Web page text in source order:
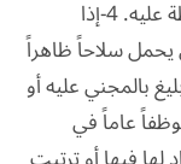
عليه أو أحد أصوله أو فروعه أو كانت له سلطة عليه. 4-إذا
سلاحاً ظاهراً
بليغ بالمجني عليه أو
المتهم موظفاً عاماً في